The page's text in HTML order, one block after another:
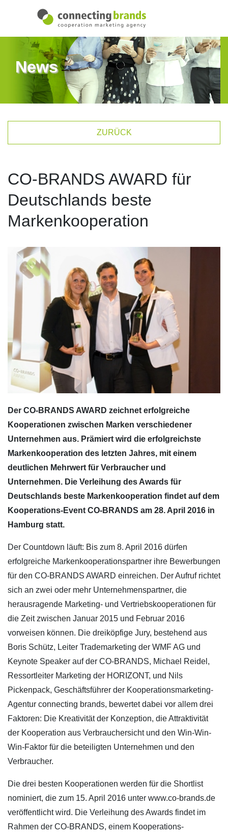
News
ZURÜCK
CO-BRANDS AWARD für
Deutschlands beste
Markenkooperation
Der CO-BRANDS AWARD zeichnet erfolgreiche
Kooperationen zwischen Marken verschiedener
Unternehmen aus. Prämiert wird die erfolgreichste
Markenkooperation des letzten Jahres, mit einem
deutlichen Mehrwert für Verbraucher und
Unternehmen. Die Verleihung des Awards für
Deutschlands beste Markenkooperation findet auf dem
Kooperations-Event CO-BRANDS am 28. April 2016 in
Hamburg statt.
Der Countdown läuft: Bis zum 8. April 2016 dürfen
erfolgreiche Markenkooperationspartner ihre Bewerbungen
für den CO-BRANDS AWARD einreichen. Der Aufruf richtet
sich an zwei oder mehr Unternehmenspartner, die
herausragende Marketing- und Vertriebskooperationen für
die Zeit zwischen Januar 2015 und Februar 2016
vorweisen können. Die dreiköpfige Jury, bestehend aus
Boris Schütz, Leiter Trademarketing der WMF AG und
Keynote Speaker auf der CO-BRANDS, Michael Reidel,
Ressortleiter Marketing der HORIZONT, und Nils
Pickenpack, Geschäftsführer der Kooperationsmarketing-
Agentur connecting brands, bewertet dabei vor allem drei
Faktoren: Die Kreativität der Konzeption, die Attraktivität
der Kooperation aus Verbrauchersicht und den Win-Win-
Win-Faktor für die beteiligten Unternehmen und den
Verbraucher.
Die drei besten Kooperationen werden für die Shortlist
nominiert, die zum 15. April 2016 unter www.co-brands.de
veröffentlicht wird. Die Verleihung des Awards findet im
Rahmen der CO-BRANDS, einem Kooperations-